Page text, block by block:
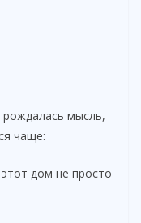
рождалась мысль,
чаще:
дом не просто